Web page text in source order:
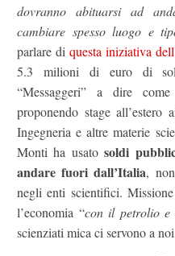
dovranno abituarsi ad
cambiare spesso luogo e
parlare diquesta iniziativa
5.3 milioni di euro di
“Messaggeri” a dire
proponendo stage
Ingegneria e altre materie
Monti ha usatosoldi
andare fuori dall’Italia,
negli enti scientifici.
l’economia “con il petrolio e
scienziati mica ci servono a